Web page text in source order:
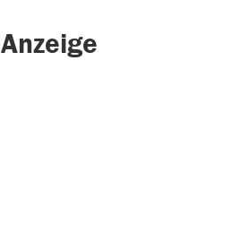
Anzeige